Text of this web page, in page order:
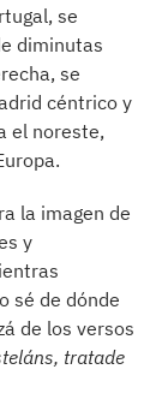
se
diminutas
se
céntrico y
el noreste,
la imagen de
y
sé de dónde
de los versos
tratade